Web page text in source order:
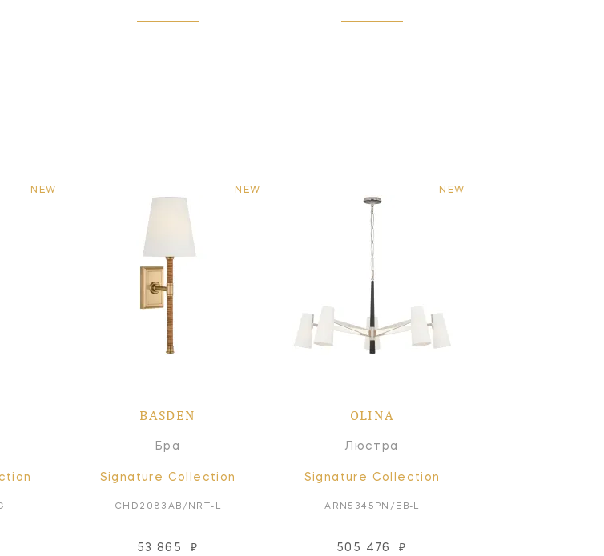
NEW NEW
BASDEN
Бра
Signature Collection
CHD2083AB/NRT-L
53 865 ₽
NEW
OLINA
Люстра
Signature Collection
ARN5345PN/EB-L
505 476 ₽